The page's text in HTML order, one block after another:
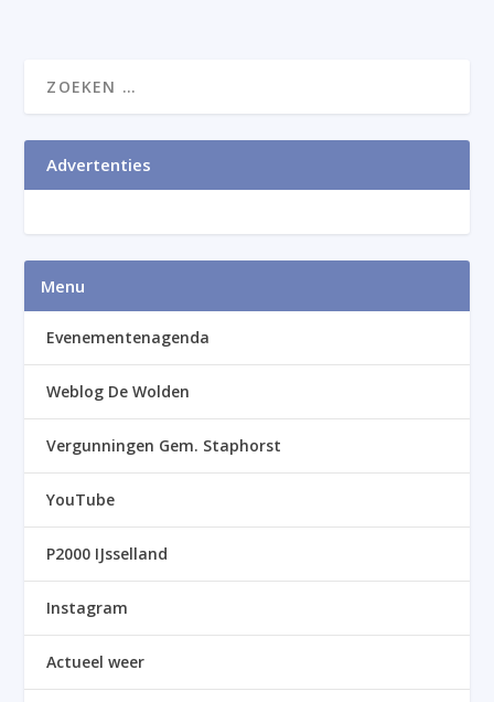
Advertenties
Menu
Evenementenagenda
Weblog De Wolden
Vergunningen Gem. Staphorst
YouTube
P2000 IJsselland
Instagram
Actueel weer